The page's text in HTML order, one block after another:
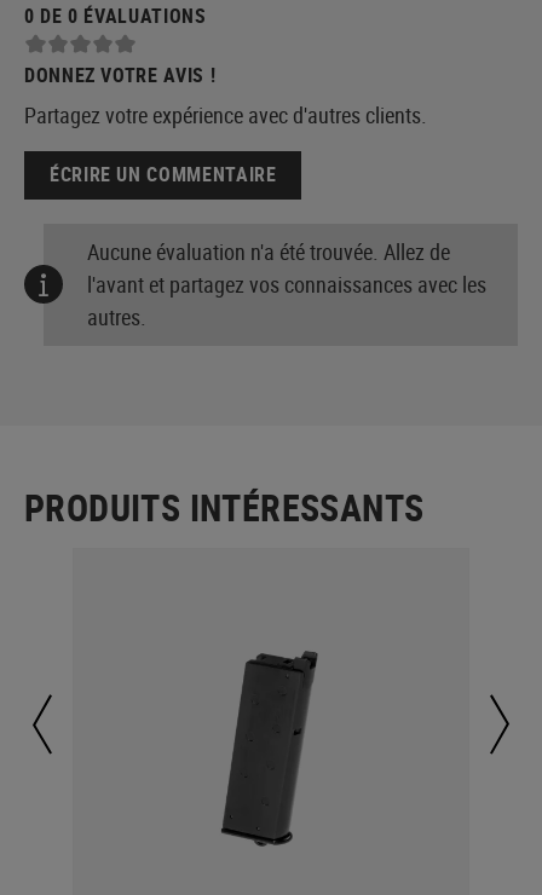
0 DE 0 ÉVALUATIONS
DONNEZ VOTRE AVIS !
Partagez votre expérience avec d'autres clients.
ÉCRIRE UN COMMENTAIRE
Aucune évaluation n'a été trouvée. Allez de
l'avant et partagez vos connaissances avec les
autres.
PRODUITS INTÉRESSANTS